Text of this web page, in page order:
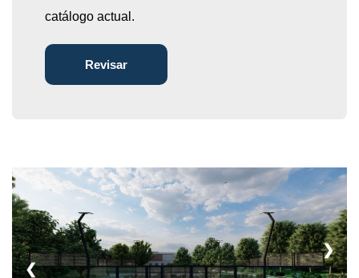
catálogo actual.
Revisar
❮
❯